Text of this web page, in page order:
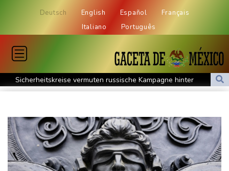
Deutsch English Español
Français
Italiano
Português
Sicherheitskreise vermuten russische Kampagne hinter
Falschvideo zu Merz-Rücktritt
treffen
Nationaler Sicherheitsrat mit Merz tagt zu Drohnenvorfall in
Leipzig
Kabel der Deutschen Bahn beschädigt: Kölner Staatsschutz